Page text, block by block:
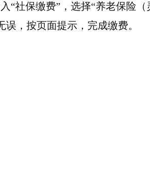
“社保缴费”，选择“养老保险
，按页面提示，完成缴费。